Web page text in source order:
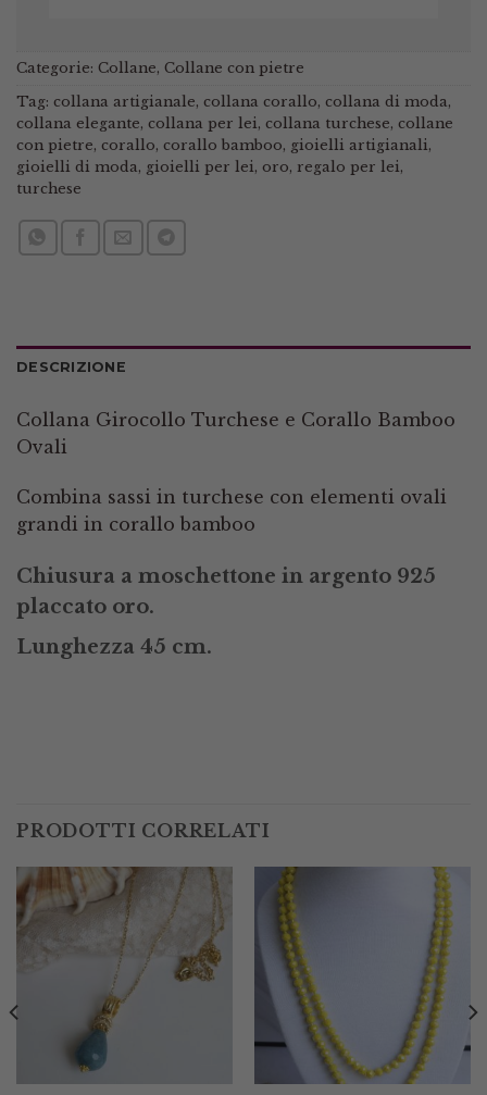
Categorie: Collane, Collane con pietre
Tag: collana artigianale, collana corallo, collana di moda,
collana elegante, collana per lei, collana turchese, collane
con pietre, corallo, corallo bamboo, gioielli artigianali,
gioielli di moda, gioielli per lei, oro, regalo per lei,
turchese
DESCRIZIONE
Collana Girocollo Turchese e Corallo Bamboo
Ovali
Combina sassi in turchese con elementi ovali
grandi in corallo bamboo
Chiusura a moschettone in argento 925
placcato oro.
Lunghezza 45 cm.
PRODOTTI CORRELATI